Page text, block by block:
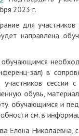
2023 г.
для
направлена
обучающимся
зал) в
участников
обувь,
обучающимся и
см. в
Елена